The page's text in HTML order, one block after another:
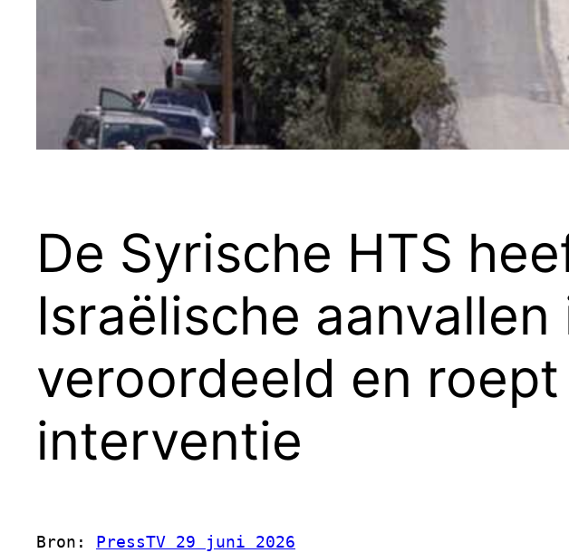
De Syrische HTS
Israëlische
veroordeeld en
interventie
Bron: PressTV 29 juni 2026